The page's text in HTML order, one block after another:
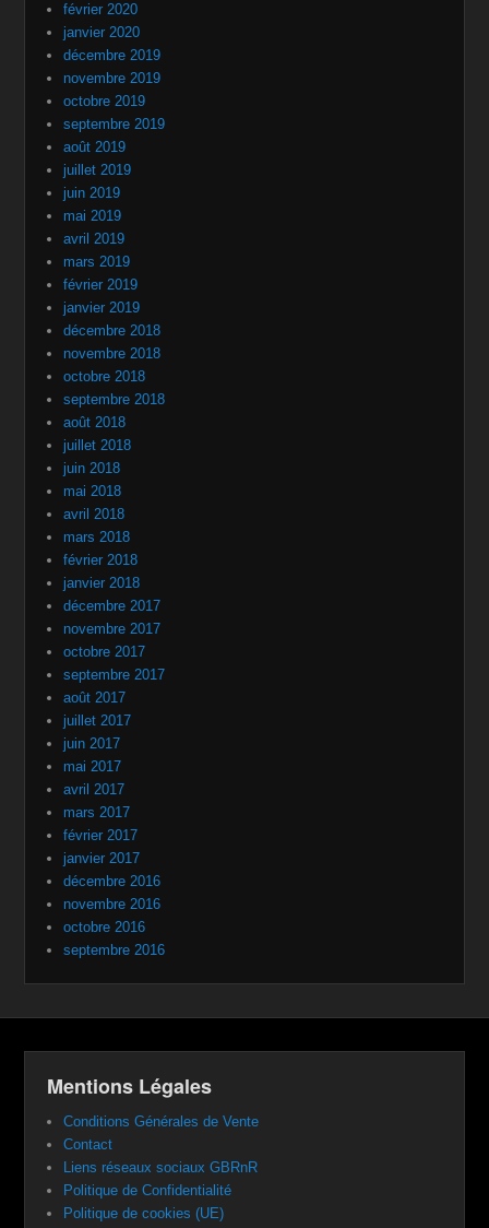
février 2020
janvier 2020
décembre 2019
novembre 2019
octobre 2019
septembre 2019
août 2019
juillet 2019
juin 2019
mai 2019
avril 2019
mars 2019
février 2019
janvier 2019
décembre 2018
novembre 2018
octobre 2018
septembre 2018
août 2018
juillet 2018
juin 2018
mai 2018
avril 2018
mars 2018
février 2018
janvier 2018
décembre 2017
novembre 2017
octobre 2017
septembre 2017
août 2017
juillet 2017
juin 2017
mai 2017
avril 2017
mars 2017
février 2017
janvier 2017
décembre 2016
novembre 2016
octobre 2016
septembre 2016
Mentions Légales
Conditions Générales de Vente
Contact
Liens réseaux sociaux GBRnR
Politique de Confidentialité
Politique de cookies (UE)